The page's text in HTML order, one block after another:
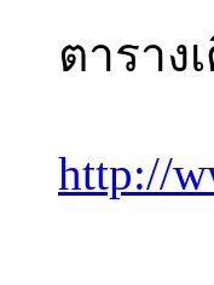
ตาราง
http://